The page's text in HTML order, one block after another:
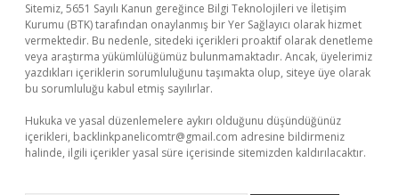
Sitemiz, 5651 Sayılı Kanun gereğince Bilgi Teknolojileri ve İletişim
Kurumu (BTK) tarafından onaylanmış bir Yer Sağlayıcı olarak hizmet
vermektedir. Bu nedenle, sitedeki içerikleri proaktif olarak denetleme
veya araştırma yükümlülüğümüz bulunmamaktadır. Ancak, üyelerimiz
yazdıkları içeriklerin sorumluluğunu taşımakta olup, siteye üye olarak
bu sorumluluğu kabul etmiş sayılırlar.
Hukuka ve yasal düzenlemelere aykırı olduğunu düşündüğünüz
içerikleri, backlinkpanelicomtr@gmail.com adresine bildirmeniz
halinde, ilgili içerikler yasal süre içerisinde sitemizden kaldırılacaktır.